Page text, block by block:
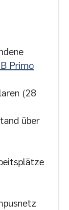
Primo
(28
über